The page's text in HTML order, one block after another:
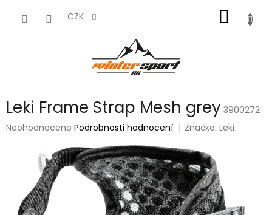
CZK
KOŠÍK
Leki Frame Strap Mesh grey 3900272
Průměrné
hvězdiček.
Neohodnoceno Podrobnosti hodnocení Značka:Leki